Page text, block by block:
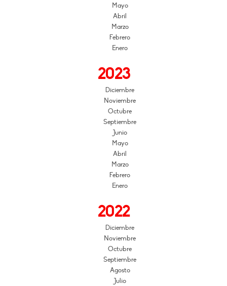
Mayo
Abril
Marzo
Febrero
Enero
2023
Diciembre
Noviembre
Octubre
Septiembre
Junio
Mayo
Abril
Marzo
Febrero
Enero
2022
Diciembre
Noviembre
Octubre
Septiembre
Agosto
Julio